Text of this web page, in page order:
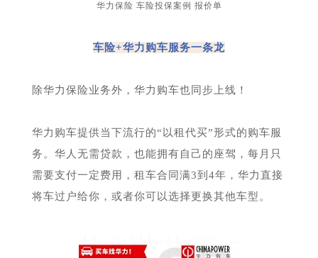
华力保险 车险投保案例 报价单
车险+华力购车服务一条龙
除华力保险业务外，华力购车也同步上线！
华力购车提供当下流行的“以租代买”形式的购车服
务。华人无需贷款，也能拥有自己的座驾，每月只
需要支付一定费用，租车合同满3到4年，华力直接
将车过户给你，或者你可以选择更换其他车型。